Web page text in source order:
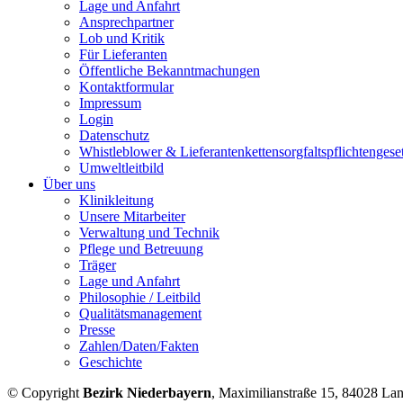
Lage und Anfahrt
Ansprechpartner
Lob und Kritik
Für Lieferanten
Öffentliche Bekanntmachungen
Kontaktformular
Impressum
Login
Datenschutz
Whistleblower &
Umweltleitbild
Über uns
Klinikleitung
Unsere Mitarbeiter
Verwaltung und Technik
Pflege und Betreuung
Träger
Lage und Anfahrt
Philosophie / Leitbild
Qualitätsmanagement
Presse
Zahlen/Daten/Fakten
Geschichte
© Copyright Bezirk Niederbayern, Maximilianstraße 15, 84028